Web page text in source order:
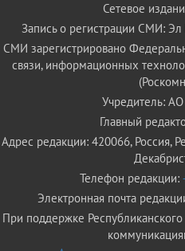
Сетевое
Запись о регистрации СМИ:
СМИ зарегистрировано
связи, информационных
Учредитель:
Главный
Адрес редакции: 420066, Россия,
Телефон редакции:
Электронная почта
При поддержке